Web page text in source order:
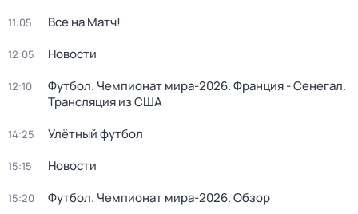
11:05 Все на Матч!
12:05 Новости
12:10
Футбол. Чемпионат мира-2026. Франция - Сенегал.
Трансляция из США
14:25 Улётный футбол
15:15 Новости
15:20 Футбол. Чемпионат мира-2026. Обзор